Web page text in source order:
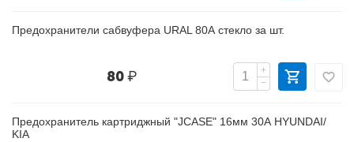
Предохранители сабвуфера URAL 80А стекло за шт.
80₽
+
−
Предохранитель картриджный "JCASE" 16мм 30А HYUNDAI/
KIA